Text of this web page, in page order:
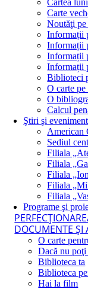
Cartea
Carte
Noutăţi
Informații
Informații
Informații
Informații
Biblioteci
O carte pe
O
Calcul
Ştiri şi
American
Sediul
Filiala
Filiala
Filiala
Filiala
Filiala
Programe şi
DOCUMENTE ŞI
O carte
Dacă nu
Biblioteca ta
Biblioteca
Hai la film